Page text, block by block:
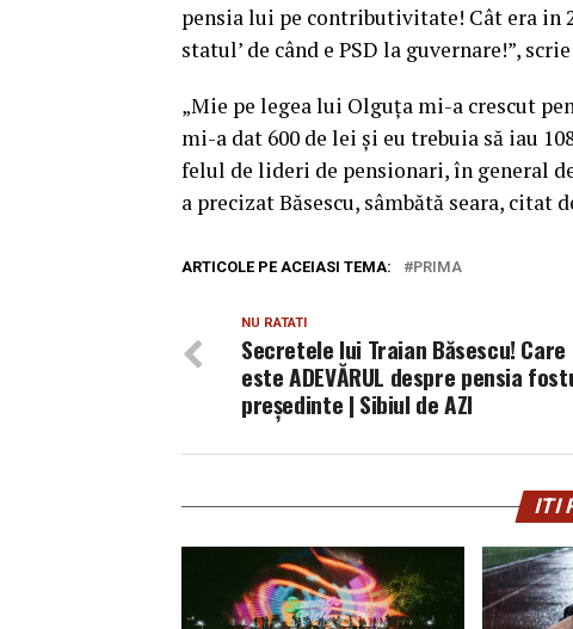
pensia lui pe contributivitate! Cât era in
statul’ de când e PSD la guvernare!”,
„Mie pe legea lui Olguţa mi-a crescut
mi-a dat 600 de lei şi eu trebuia să iau
felul de lideri de pensionari, în general
a precizat Băsescu, sâmbătă seara, citat
ARTICOLE PE ACEIASI TEMA: PRIMA
NU RATATI
Secretele lui Traian Băsescu! Care
este ADEVĂRUL despre pensia
președinte | Sibiul de AZI
ITI